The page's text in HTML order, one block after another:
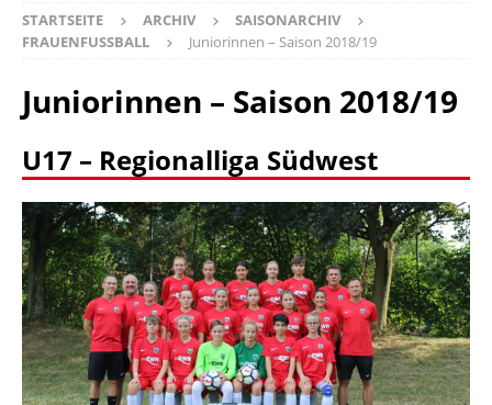
STARTSEITE ARCHIV
SAISONARCHIV
FRAUENFUSSBALL
Juniorinnen – Saison 2018/19
Juniorinnen – Saison 2018/19
U17 – Regionalliga Südwest